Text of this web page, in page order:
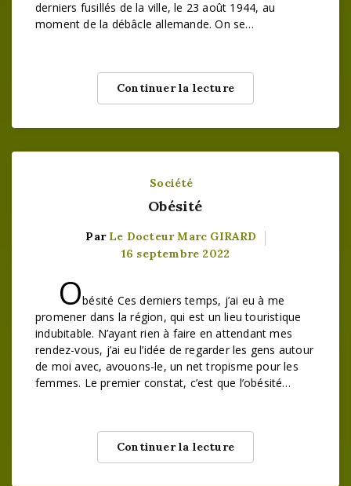
derniers fusillés de la ville, le 23 août 1944, au
moment de la débâcle allemande. On se…
Continuer la lecture
Société
Obésité
Par Le Docteur Marc GIRARD
16 septembre 2022
Obésité Ces derniers temps, j’ai eu à me
promener dans la région, qui est un lieu touristique
indubitable. N’ayant rien à faire en attendant mes
rendez-vous, j’ai eu l’idée de regarder les gens autour
de moi avec, avouons-le, un net tropisme pour les
femmes. Le premier constat, c’est que l’obésité…
Continuer la lecture